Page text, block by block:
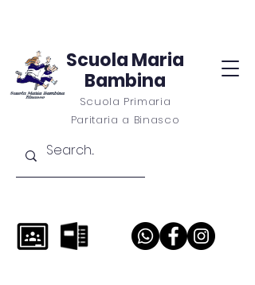
Scuola Maria
Bambina
Scuola Primaria
Paritaria a Binasco